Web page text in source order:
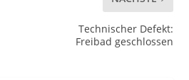
Technischer Defekt:
Freibad geschlossen